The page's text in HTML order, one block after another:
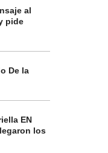
al
pide
De la
EN
los